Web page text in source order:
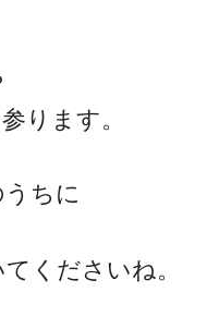
ります。
ちに
くださいね。